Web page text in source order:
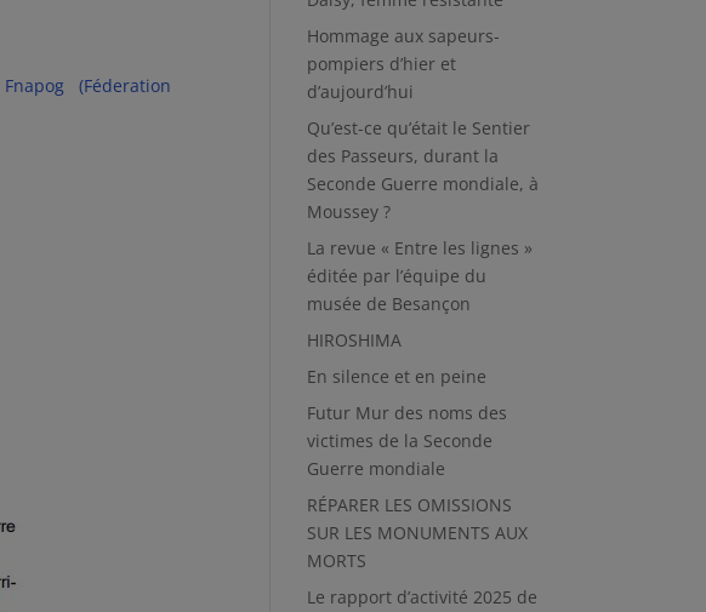
Fnapog (Féderation
Hommage aux sapeurs-
pompiers d’hier et
d’aujourd’hui
Qu’est-ce qu’était le Sentier
des Passeurs, durant la
Seconde Guerre mondiale, à
Moussey ?
La revue « Entre les lignes »
éditée par l’équipe du
musée de Besançon
HIROSHIMA
En silence et en peine
Futur Mur des noms des
victimes de la Seconde
Guerre mondiale
RÉPARER LES OMISSIONS
SUR LES MONUMENTS AUX
MORTS
Le rapport d’activité 2025 de